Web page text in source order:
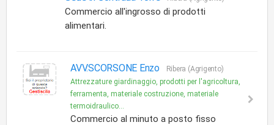
Commercio all'ingrosso di prodotti
alimentari.
AVV.SCORSONE Enzo
Ribera (Agrigento)
Attrezzature giardinaggio, prodotti per l'agricoltura,
ferramenta, materiale costruzione, materiale
termoidraulico...
Commercio al minuto a posto fisso